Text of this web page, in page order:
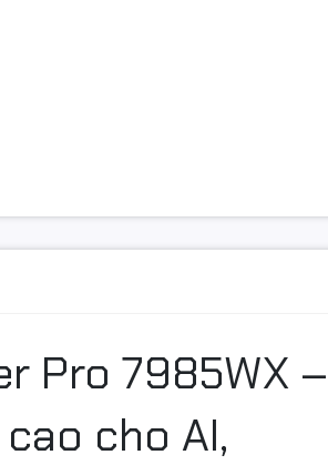
Pro 7985WX –
cho AI,